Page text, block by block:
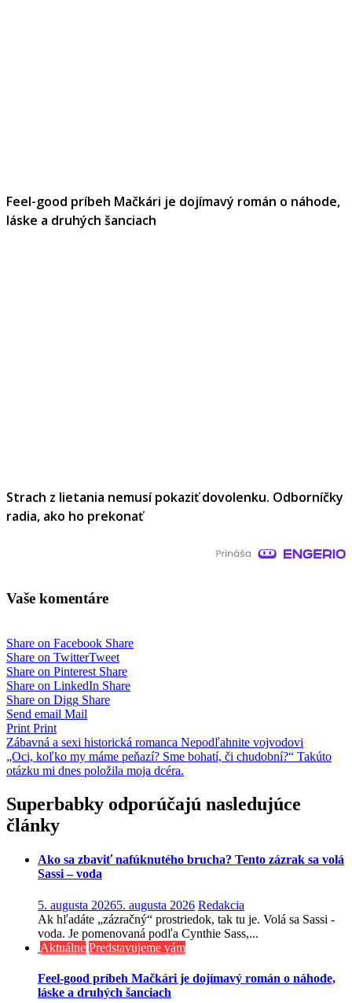
Feel-good príbeh Mačkári je dojímavý román o náhode,
láske a druhých šanciach
Strach z lietania nemusí pokaziť dovolenku. Odborníčky
radia, ako ho prekonať
Vaše komentáre
Share on Facebook Share
Share on TwitterTweet
Share on Pinterest Share
Share on LinkedIn Share
Share on Digg Share
Send email Mail
Print Print
Navigácia
v
Zábavná a sexi historická romanca Nepodľahnite vojvodovi
„Oci, koľko my máme peňazí? Sme bohatí, či chudobní?“ Takúto
otázku mi dnes položila moja dcéra.
Superbabky odporúčajú nasledujúce
články
Ako sa zbaviť nafúknutého brucha? Tento zázrak sa volá
Sassi – voda
5. augusta 20265. augusta 2026 Redakcia
Ak hľadáte „zázračný“ prostriedok, tak tu je. Volá sa Sassi -
voda. Je pomenovaná podľa Cynthie Sass,...
Aktuálne Predstavujeme vám
Feel-good príbeh Mačkári je dojímavý román o náhode,
láske a druhých šanciach